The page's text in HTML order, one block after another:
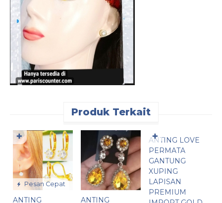
Produk Terkait
Pesan Cepat
ANTING
✚
ANTING
ANTING LOVE
PERMATA
GANTUNG
XUPING
LAPISAN
PREMIUM
✚